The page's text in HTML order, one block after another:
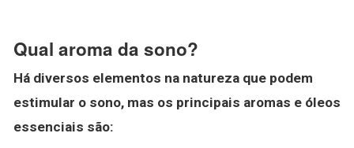
Qual aroma da sono?
Há diversos elementos na natureza que podem
estimular o sono, mas os principais aromas e óleos
essenciais são: